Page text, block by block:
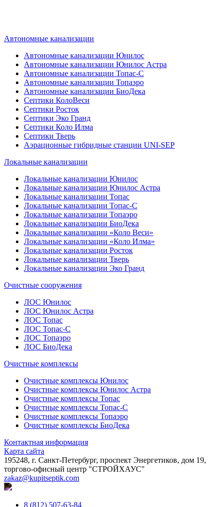
Автономные канализации
Автономные канализации Юнилос
Автономные канализации Юнилос Астра
Автономные канализации Топас-С
Автономные канализации Топаэро
Автономные канализации БиоДека
Септики КолоВеси
Септики Росток
Септики Эко Гранд
Септики Коло Илма
Септики Тверь
Аэрационные гибридные станции UNI-SEP
Локальные канализации
Локальные канализации Юнилос
Локальные канализации Юнилос Астра
Локальные канализации Топас
Локальные канализации Топас-С
Локальные канализации Топаэро
Локальные канализации БиоДека
Локальные канализации «Коло Веси»
Локальные канализации «Коло Илма»
Локальные канализации Росток
Локальные канализации Тверь
Локальные канализации Эко Гранд
Очистные сооружения
ЛОС Юнилос
ЛОС Юнилос Астра
ЛОС Топас
ЛОС Топас-С
ЛОС Топаэро
ЛОС БиоДека
Очистные комплексы
Очистные комплексы Юнилос
Очистные комплексы Юнилос Астра
Очистные комплексы Топас
Очистные комплексы Топас-С
Очистные комплексы Топаэро
Очистные комплексы БиоДека
Контактная информация
Карта сайта
195248, г. Санкт-Петербург, проспект Энергетиков, дом 19,
торгово-офисный центр "СТРОЙХАУС"
zakaz@kupitseptik.com
8 (812) 507-63-84